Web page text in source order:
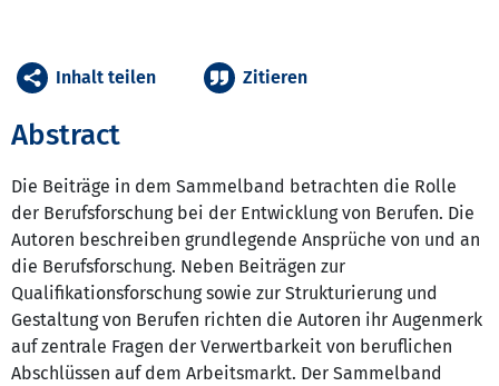
Abstract
Die Beiträge in dem Sammelband betrachten die Rolle
der Berufsforschung bei der Entwicklung von Berufen. Die
Autoren beschreiben grundlegende Ansprüche von und an
die Berufsforschung. Neben Beiträgen zur
Qualifikationsforschung sowie zur Strukturierung und
Gestaltung von Berufen richten die Autoren ihr Augenmerk
auf zentrale Fragen der Verwertbarkeit von beruflichen
Abschlüssen auf dem Arbeitsmarkt. Der Sammelband
Inhalt teilen Zitieren